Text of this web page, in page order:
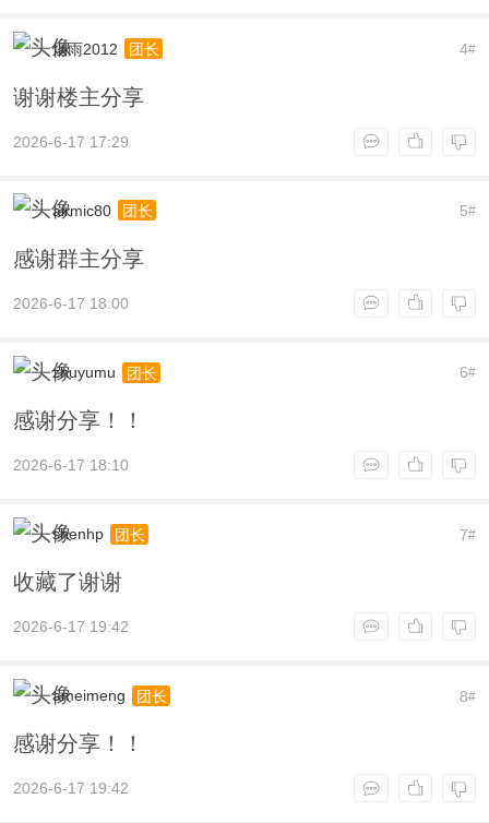
4#
烟雨2012 团长
谢谢楼主分享
2026-6-17 17:29
5#
airmic80 团长
感谢群主分享
2026-6-17 18:00
6#
zhuyumu 团长
感谢分享！！
2026-6-17 18:10
7#
shenhp 团长
收藏了谢谢
2026-6-17 19:42
8#
ameimeng 团长
感谢分享！！
2026-6-17 19:42